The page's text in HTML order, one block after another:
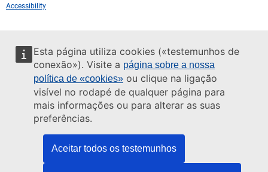
Esta página utiliza cookies («testemunhos de
conexão»). Visite a página sobre a nossa
política de «cookies» ou clique na ligação
visível no rodapé de qualquer página para
mais informações ou para alterar as suas
preferências.
Aceitar todos os testemunhos
Accessibility